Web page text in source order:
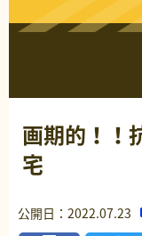
画期的！！
宅
公開日：2022.07.23